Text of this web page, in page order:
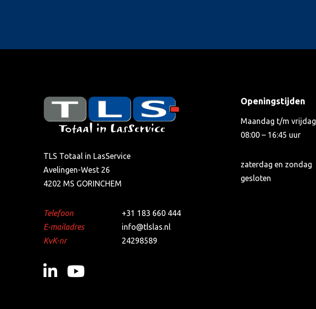
TLS Totaal in LasService
Avelingen-West 26
4202 MS GORINCHEM
Telefoon
+31 183 660 444
E-mailadres
info@tlslas.nl
KvK-nr
24298589
Openingstijden
Maandag t/m vrijdag
08:00 – 16:45 uur
zaterdag en zondag
gesloten